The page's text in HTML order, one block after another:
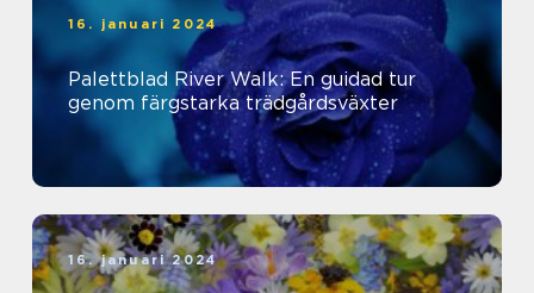
16. januari 2024
Palettblad River Walk: En guidad tur
genom färgstarka trädgårdsväxter
16. januari 2024